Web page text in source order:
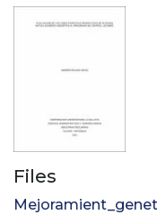
Files